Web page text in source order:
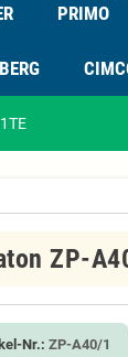
PRIMO
ZP-
Nr.: ZP-A40/1